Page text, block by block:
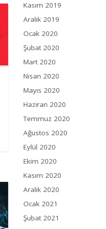
Kasım 2019
Aralık 2019
Ocak 2020
Şubat 2020
Mart 2020
Nisan 2020
Mayıs 2020
Haziran 2020
Temmuz 2020
Ağustos 2020
Eylül 2020
Ekim 2020
Kasım 2020
Aralık 2020
Ocak 2021
Şubat 2021